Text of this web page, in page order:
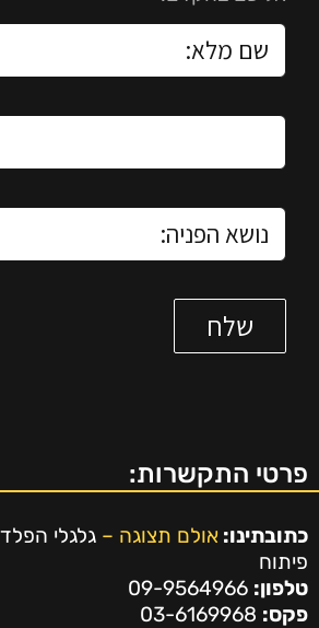
פרטי התקשרות:
כתובתינו: אולם תצוגה –
פיתוח
טלפון:
פקס: